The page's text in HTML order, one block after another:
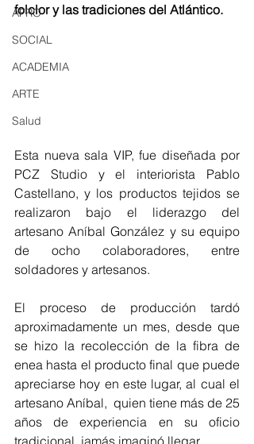
AFRO
SOCIAL
ACADEMIA
ARTE
Salud
folclor y las tradiciones del Atlántico.
Esta nueva sala VIP, fue diseñada por
PCZ Studio y el interiorista Pablo
Castellano, y los productos tejidos se
realizaron bajo el liderazgo del
artesano Aníbal González y su equipo
de ocho colaboradores, entre
soldadores y artesanos.
El proceso de producción tardó
aproximadamente un mes, desde que
se hizo la recolección de la fibra de
enea hasta el producto final que puede
apreciarse hoy en este lugar, al cual el
artesano Aníbal,  quien tiene más de 25
años de experiencia en su oficio